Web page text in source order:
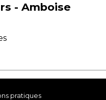
- Amboise
pratiques